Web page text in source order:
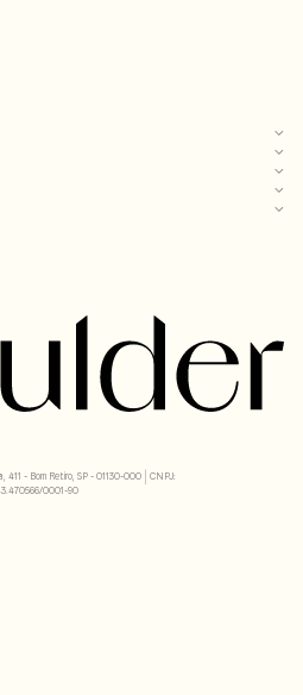
411 - Bom Retiro, SP - 01130-000 | CNPJ:
0001-90